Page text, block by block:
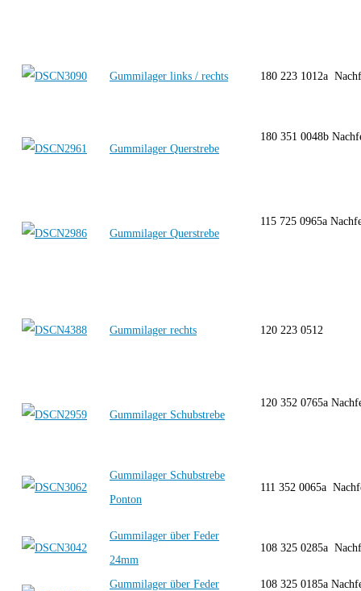
Gummilager links / rechts 180 223 1012a
Gummilager Querstrebe
180 351 0048b
Gummilager Querstrebe
115 725 0965a
Gummilager rechts 120 223 0512
Gummilager Schubstrebe
120 352 0765a
Gummilager Schubstrebe
Ponton
111 352 0065a
Gummilager über Feder
24mm
108 325 0285a
Gummilager über Feder
108 325 0185a